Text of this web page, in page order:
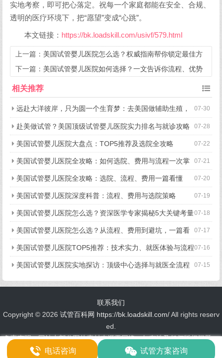
实地考察，即可把心落定。祝每一个家庭都能在安全、合规、
透明的医疗环境下，把“愿望”变成“心跳”。
本文链接： https://bk.loadskill.com/usivf/579.html
上一篇： 美国试管婴儿医院怎么选？权威指南帮你锁定最佳方
案
下一篇： 美国试管婴儿医院如何选择？一文告诉你流程、优势
与注意事项
相关推荐
07-30
远赴大洋彼岸，只为圆一个生育梦：去美国做辅助生殖，
究竟好在哪？ 07-28
赴美做试管？美国顶级试管婴儿医院实力排名与就诊攻略
07-22
美国试管婴儿医院大盘点：TOP5推荐及选院全攻略
07-21
美国试管婴儿医院全攻略：如何选院、费用与流程一次掌
握 07-20
美国试管婴儿医院全攻略：选院、流程、费用一篇看懂
07-19
美国试管婴儿医院深度科普：流程、费用与选院策略
07-18
美国试管婴儿医院怎么选？资深医学专家揭秘5大关键考量
07-17
美国试管婴儿医院怎么选？从流程、费用到避坑，一篇看
懂所有关键点 07-16
美国试管婴儿医院TOP5推荐：技术实力、就医体验与流程
细节全揭秘 07-15
美国试管婴儿医院实地探访：顶级中心选择与就医全流程
揭秘
联系我们
Copyright © 2026 试管百科网 https://bk.loadskill.com/All rights reserv
ed.
免责声明：网站内部分图片素材来源于网络，如有涉及任何版权问题，
请及时与我们联系，我们将尽快妥善处理！
电话咨询 试管方案咨询